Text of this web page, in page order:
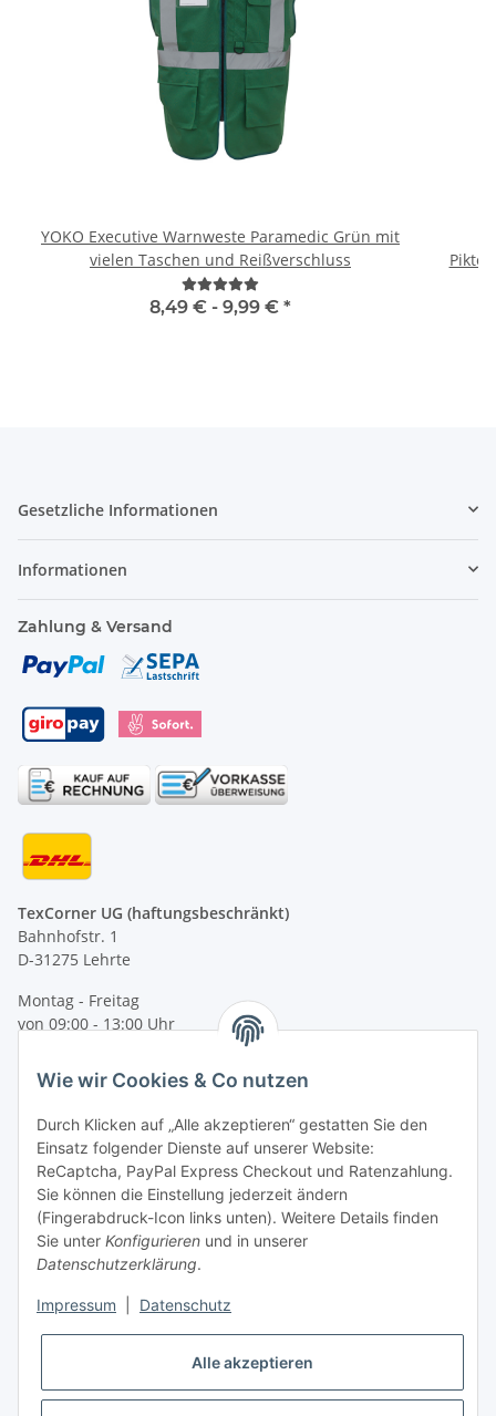
YOKO Executive Warnweste Paramedic Grün mit
vielen Taschen und Reißverschluss
8,49 € - 9,99 € *
Gesetzliche Informationen
Informationen
Zahlung & Versand
TexCorner UG (haftungsbeschränkt)
Bahnhofstr. 1
D-31275 Lehrte
Montag - Freitag
von 09:00 - 13:00 Uhr
Tel: +49 (0) 5132 8230689
E-Mail:mail@texcorner.de
Vertrag widerrufen
Wie wir Cookies & Co nutzen
Durch Klicken auf „Alle akzeptieren“ gestatten Sie den
Einsatz folgender Dienste auf unserer Website:
ReCaptcha, PayPal Express Checkout und Ratenzahlung.
Sie können die Einstellung jederzeit ändern
(Fingerabdruck-Icon links unten). Weitere Details finden
Sie unter Konfigurieren und in unserer
Datenschutzerklärung.
Impressum Datenschutz
Alle akzeptieren